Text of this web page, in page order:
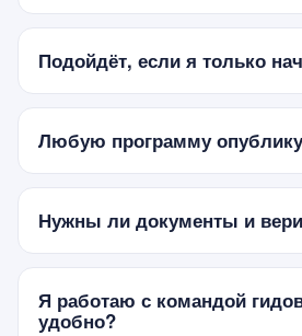
Подойдёт, если я только
Любую программу
Нужны ли документы и
Я работаю с командой
удобно?